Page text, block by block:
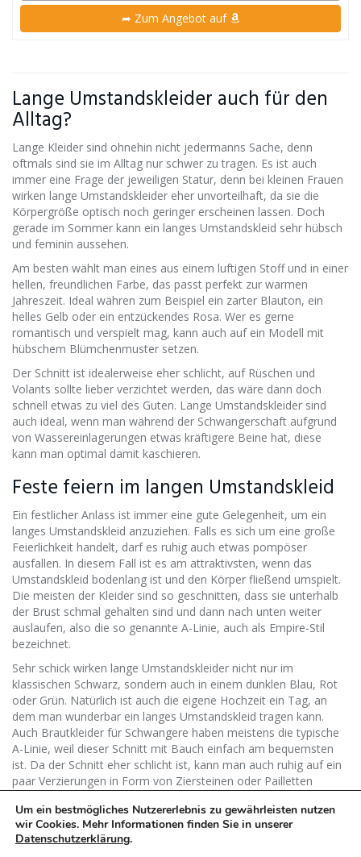
➦ Zum Angebot auf
Lange Umstandskleider auch für den
Alltag?
Lange Kleider sind ohnehin nicht jedermanns Sache, denn
oftmals sind sie im Alltag nur schwer zu tragen. Es ist auch
immer eine Frage der jeweiligen Statur, denn bei kleinen Frauen
wirken lange Umstandskleider eher unvorteilhaft, da sie die
Körpergröße optisch noch geringer erscheinen lassen. Doch
gerade im Sommer kann ein langes Umstandskleid sehr hübsch
und feminin aussehen.
Am besten wählt man eines aus einem luftigen Stoff und in einer
hellen, freundlichen Farbe, das passt perfekt zur warmen
Jahreszeit. Ideal währen zum Beispiel ein zarter Blauton, ein
helles Gelb oder ein entzückendes Rosa. Wer es gerne
romantisch und verspielt mag, kann auch auf ein Modell mit
hübschem Blümchenmuster setzen.
Der Schnitt ist idealerweise eher schlicht, auf Rüschen und
Volants sollte lieber verzichtet werden, das wäre dann doch
schnell etwas zu viel des Guten. Lange Umstandskleider sind
auch ideal, wenn man während der Schwangerschaft aufgrund
von Wassereinlagerungen etwas kräftigere Beine hat, diese
kann man optimal damit kaschieren.
Feste feiern im langen Umstandskleid
Ein festlicher Anlass ist immer eine gute Gelegenheit, um ein
langes Umstandskleid anzuziehen. Falls es sich um eine große
Feierlichkeit handelt, darf es ruhig auch etwas pompöser
ausfallen. In diesem Fall ist es am attraktivsten, wenn das
Umstandskleid bodenlang ist und den Körper fließend umspielt.
Die meisten der Kleider sind so geschnitten, dass sie unterhalb
der Brust schmal gehalten sind und dann nach unten weiter
auslaufen, also die so genannte A-Linie, auch als Empire-Stil
bezeichnet.
Sehr schick wirken lange Umstandskleider nicht nur im
klassischen Schwarz, sondern auch in einem dunklen Blau, Rot
oder Grün. Natürlich ist auch die eigene Hochzeit ein Tag, an
dem man wunderbar ein langes Umstandskleid tragen kann.
Auch Brautkleider für Schwangere haben meistens die typische
A-Linie, weil dieser Schnitt mit Bauch einfach am bequemsten
ist. Da der Schnitt eher schlicht ist, kann man auch ruhig auf ein
paar Verzierungen in Form von Ziersteinen oder Pailletten
Um ein bestmögliches Nutzererlebnis zu gewährleisten nutzen
wir Cookies. Mehr Informationen finden Sie in unserer
Datenschutzerklärung.